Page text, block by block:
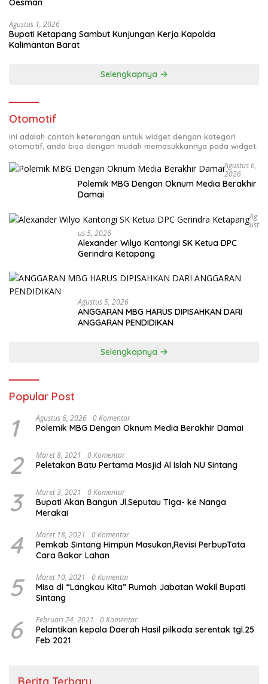
Oesman
Agustus 1, 2026
Bupati Ketapang Sambut Kunjungan Kerja Kapolda
Kalimantan Barat
Selengkapnya
Otomotif
Ini adalah contoh keterangan untuk widget dengan kategori
otomotif, anda bisa dengan mudah memasukkannya pada widget.
Agustus 6,
2026
Polemik MBG Dengan Oknum Media Berakhir
Damai
Ag
Ust
Us 5, 2026
Alexander Wilyo Kantongi SK Ketua DPC
Gerindra Ketapang
Agustus 5, 2026
ANGGARAN MBG HARUS DIPISAHKAN DARI
ANGGARAN PENDIDIKAN
Selengkapnya
Popular Post
1 Agustus 6, 2026 0 Komentar
Polemik MBG Dengan Oknum Media Berakhir Damai
2 Maret 8, 2021 0 Komentar
Peletakan Batu Pertama Masjid Al Islah NU Sintang
3 Maret 3, 2021 0 Komentar
Bupati Akan Bangun Jl.Seputau Tiga- ke Nanga
Merakai
4 Maret 18, 2021 0 Komentar
Pemkab Sintang Himpun Masukan,Revisi PerbupTata
Cara Bakar Lahan
5 Maret 10, 2021 0 Komentar
Misa di “Langkau Kita” Rumah Jabatan Wakil Bupati
Sintang
6 Februari 24, 2021 0 Komentar
Pelantikan kepala Daerah Hasil pilkada serentak tgl.25
Feb 2021